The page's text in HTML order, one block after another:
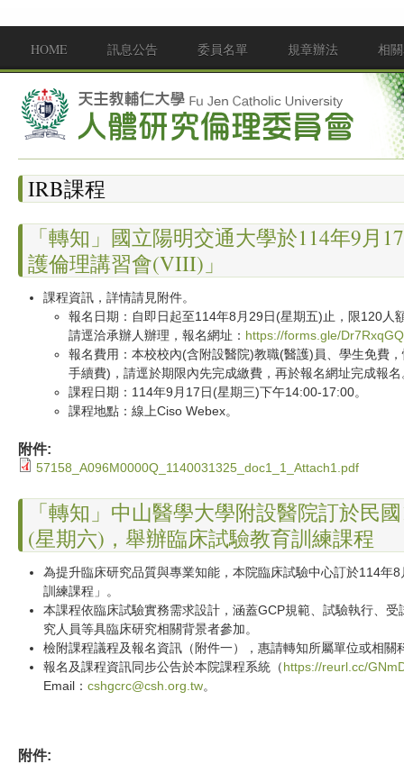
Main menu
HOME 訊息公告 委員名單 規章辦法 相
IRB課程
「轉知」國立陽明交通大學於114年9月
護倫理講習會(VIII)」
課程資訊，詳情請見附件。
報名日期：自即日起至114年8月29日(星期五)止，限120
請逕洽承辦人辦理，報名網址： https://forms.gle/
報名費用：本校校內(含附設醫院)教職(醫護)員、學生免費
手續費)，請逕於期限內先完成繳費，再於報名網址完成報名
課程日期：114年9月17日(星期三)下午14:00-17:00。
課程地點：線上Ciso Webex。
附件:
57158_A096M0000Q_1140031325_doc1_1_Attach1.pdf
「轉知」中山醫學大學附設醫院訂於民
(星期六)，舉辦臨床試驗教育訓練課程
為提升臨床研究品質與專業知能，本院臨床試驗中心訂於114
訓練課程」。
本課程依臨床試驗實務需求設計，涵蓋GCP規範、試驗執行、
究人員等具臨床研究相關背景者參加。
檢附課程議程及報名資訊（附件一），惠請轉知所屬單位或相關
報名及課程資訊同步公告於本院課程系統（https://reurl.cc/
Email： cshgcrc@csh.org.tw。
附件: